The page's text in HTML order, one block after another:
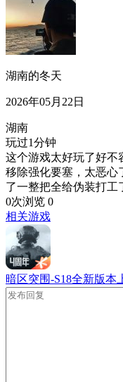
湖南的冬天
2026年05月22日
湖南
玩过1分钟
这个游戏太好玩了好不
移除强化要塞，太恶心
了一整把全给伪装打工
0次浏览 0
相关游戏
暗区突围-S18全新版本